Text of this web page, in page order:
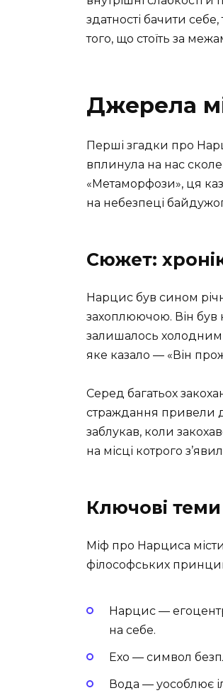
здатності бачити
того, що стоїть за
Джерела
Перші згадки про
вплинула на нас
«Метаморфози», ця
на небезпеці
Сюжет:
Нарцис був сином
захоплюючою. Він був
залишалось холодним
яке казало — «Він
Серед багатьох
страждання привели
заблукав, коли
на місці котрого
Ключові
Міф про Нарциса
філософських
Нарцис —
на себе.
Ехо — символ
Вода — уособлює